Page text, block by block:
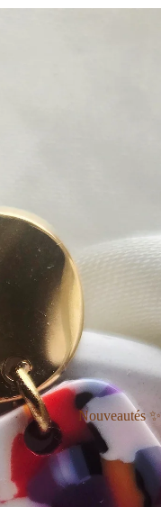
Nouveautés ✨